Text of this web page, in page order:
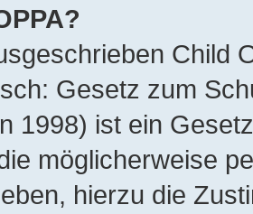
Child
Gesetz zum
1998) ist ein
möglicherweise
hierzu die